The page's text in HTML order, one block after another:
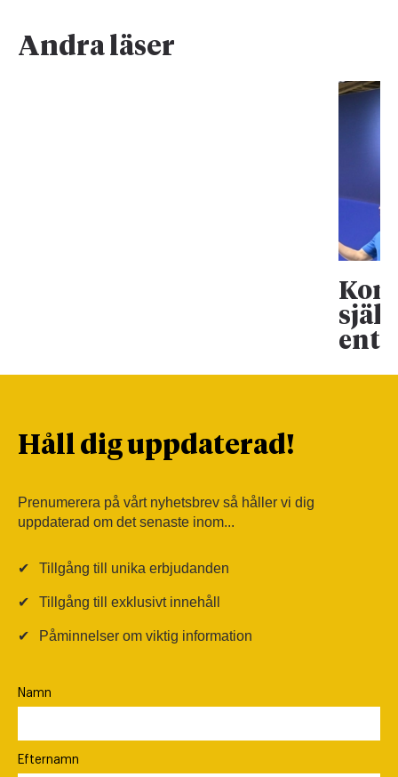
Andra läser
Håll dig uppdaterad!
Prenumerera på vårt nyhetsbrev så håller vi dig
uppdaterad om det senaste inom...
✔ Tillgång till unika erbjudanden
✔ Tillgång till exklusivt innehåll
✔ Påminnelser om viktig information
Namn
Efternamn